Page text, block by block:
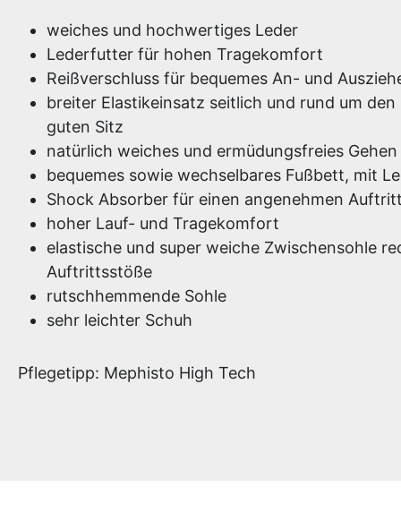
weiches und hochwertiges Leder
Lederfutter für hohen Tragekomfort
Reißverschluss für bequemes An- und
breiter Elastikeinsatz seitlich und rund um
guten Sitz
natürlich weiches und ermüdungsfreies Gehen
bequemes sowie wechselbares Fußbett, mit
Shock Absorber für einen angenehmen
hoher Lauf- und Tragekomfort
elastische und super weiche Zwischensohle
Auftrittsstöße
rutschhemmende Sohle
sehr leichter Schuh
Pflegetipp: Mephisto High Tech